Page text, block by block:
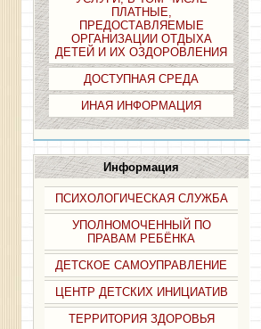
ПЛАТНЫЕ,
ПРЕДОСТАВЛЯЕМЫЕ
ОРГАНИЗАЦИИ ОТДЫХА
ДЕТЕЙ И ИХ ОЗДОРОВЛЕНИЯ
ДОСТУПНАЯ СРЕДА
ИНАЯ ИНФОРМАЦИЯ
Информация
ПСИХОЛОГИЧЕСКАЯ СЛУЖБА
УПОЛНОМОЧЕННЫЙ ПО
ПРАВАМ РЕБЁНКА
ДЕТСКОЕ САМОУПРАВЛЕНИЕ
ЦЕНТР ДЕТСКИХ ИНИЦИАТИВ
ТЕРРИТОРИЯ ЗДОРОВЬЯ